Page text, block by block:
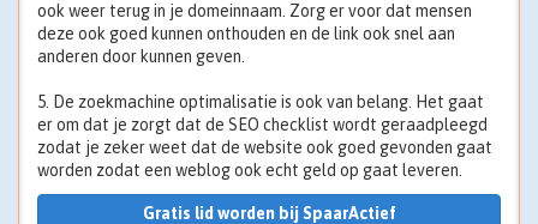
ook weer terug in je domeinnaam. Zorg er voor dat mensen
deze ook goed kunnen onthouden en de link ook snel aan
anderen door kunnen geven.
5. De zoekmachine optimalisatie is ook van belang. Het gaat
er om dat je zorgt dat de SEO checklist wordt geraadpleegd
zodat je zeker weet dat de website ook goed gevonden gaat
worden zodat een weblog ook echt geld op gaat leveren.
Gratis lid worden bij SpaarActief